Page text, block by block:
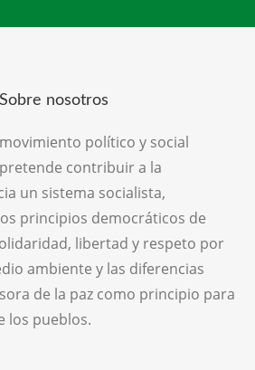
Sobre nosotros
político y social
contribuir a la
un sistema socialista,
principios democráticos de
libertad y respeto por
ambiente y las diferencias
de la paz como principio para
los pueblos.